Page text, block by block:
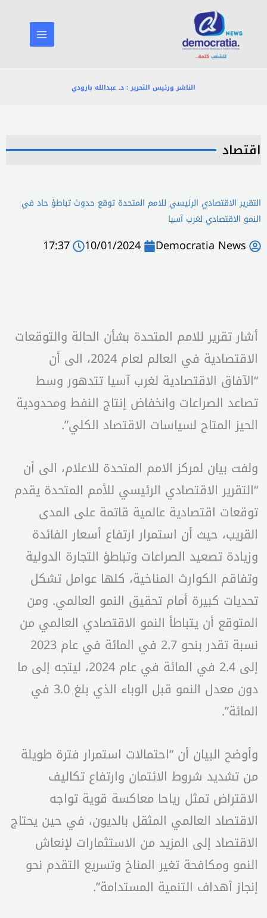
المحتوى
الناشر ورئيس التحرير : د. عبدالله بارودي
اقتصاد
التقرير الاقتصادي الرئيسي للامم المتحدة توقع حدوث تباطؤ حاد في
النمو الاقتصادي لغرب آسيا
Democratia News
10/01/2024
17:37
أشار تقرير للامم المتحدة بشأن الحالة والتوقعات
الاقتصادية في العالم لعام 2024، الى أن
“الآفاق الاقتصادية لغرب آسيا تتدهور وسط
تصاعد الصراعات وانخفاض إنتاج النفط ومحدودية
الحيز المتاح لسياسات الاقتصاد الكلي”.
ولفت بيان لمركز الامم المتحدة للاعلام، الى أن
“التقرير الاقتصادي الرئيسي للأمم المتحدة يقدم
توقعات اقتصادية عالمية قاتمة على المدى
القريب، حيث أن استمرار ارتفاع أسعار الفائدة
وزيادة تصعيد الصراعات وتباطؤ التجارة الدولية
وتفاقم الكوارث المناخية، كلها عوامل تشكل
تحديات كبيرة أمام تحقيق النمو العالمي. ومن
المتوقع أن يتباطأ النمو الاقتصادي العالمي من
نسبة تقدر بنحو 2.7 في المائة في عام 2023
إلى 2.4 في المائة في عام 2024، ليتجه إلى ما
دون معدل النمو قبل الوباء الذي بلغ 3.0 في
المائة”.
وأوضح البيان أن “احتمالات استمرار فترة طويلة
من تشديد شروط الائتمان وارتفاع تكاليف
الاقتراض تمثل رياحا معاكسة قوية تواجه
الاقتصاد العالمي المثقل بالديون، في حين يحتاج
الاقتصاد إلى المزيد من الاستثمارات لإنعاش
النمو ومكافحة تغير المناخ وتسريع التقدم نحو
إنجاز أهداف التنمية المستدامة”.